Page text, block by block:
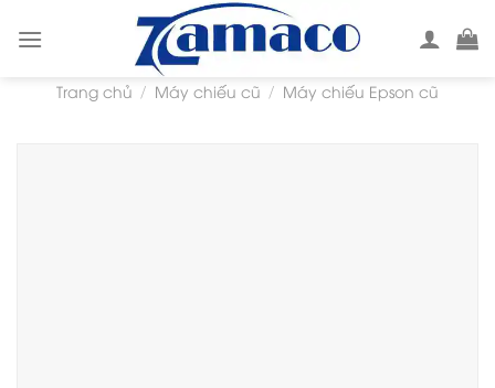
Trang chủ / Máy chiếu cũ / Máy chiếu Epson cũ